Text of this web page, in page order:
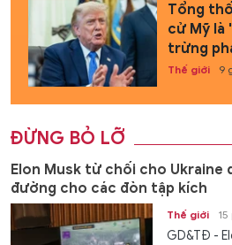
Tổng
cử Mỹ là
trừng
Thế giới 9
ĐỪNG BỎ LỠ
Elon Musk từ chối cho Ukraine
đường cho các đòn tập kích
Thế giới
GD&TĐ -